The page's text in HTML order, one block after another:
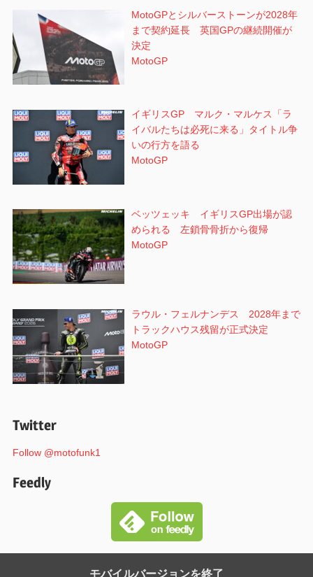
MotoGPとシルバーストーンが2028年
まで契約延長 英国GPの継続開催が
決定
MotoGP
イギリスGP マルク・マルケス「ラ
イバルたちは必死に来る」タイトル争
いの行方を語る
MotoGP
ベッツェッキ イギリスGP出場が認
められる 左鎖骨骨折から復帰
MotoGP
ラウル・フェルナンデス 2028年まで
トラックハウス残留が正式決定
MotoGP
Twitter
Follow @motofunk1
Feedly
モバイルバージョンを終了